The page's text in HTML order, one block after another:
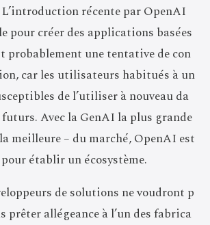
L’introduction récente par OpenAI
pour créer des applications basées
probablement une tentative de con
car les utilisateurs habitués à un
de l’utiliser à nouveau da
Avec la GenAI la plus grande
meilleure – du marché, OpenAI est
établir un écosystème.
de solutions ne voudront p
prêter allégeance à l’un des fabrica